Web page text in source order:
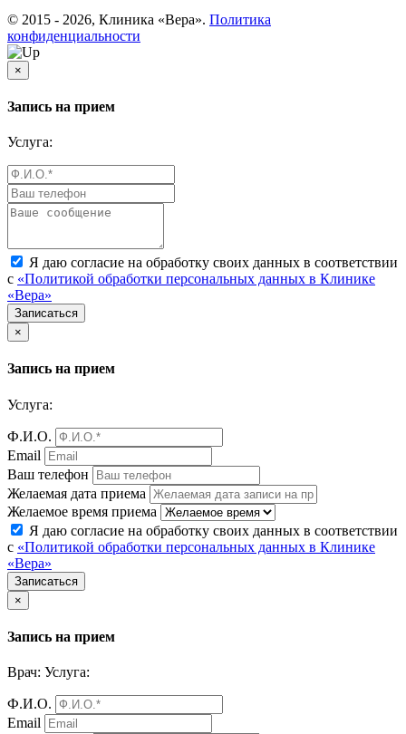
© 2015 - 2026, Клиника «Вера». Политика
конфиденциальности
×
Запись на прием
Услуга:
Я даю согласие на обработку своих данных в соответствии
с «Политикой обработки персональных данных в Клинике
«Вера»
×
Запись на прием
Услуга:
Ф.И.О.
Email
Ваш телефон
Желаемая дата приема
Желаемое время приема
Я даю согласие на обработку своих данных в соответствии
с «Политикой обработки персональных данных в Клинике
«Вера»
×
Запись на прием
Врач: Услуга:
Ф.И.О.
Email